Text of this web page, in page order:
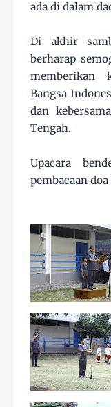
ada di dalam
Di akhir
berharap
memberikan
Bangsa
dan
Tengah.
Upacara
pembacaan